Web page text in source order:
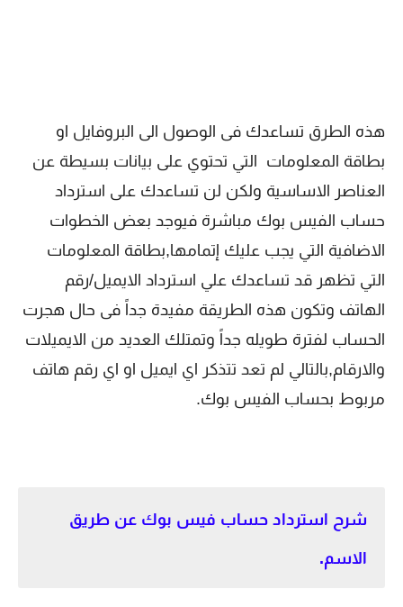
هذه الطرق تساعدك فى الوصول الى البروفايل او
بطاقة المعلومات التي تحتوي على بيانات بسيطة عن
العناصر الاساسية ولكن لن تساعدك على استرداد
حساب الفيس بوك مباشرة فيوجد بعض الخطوات
الاضافية التي يجب عليك إتمامها,بطاقة المعلومات
التي تظهر قد تساعدك علي استرداد الايميل/رقم
الهاتف وتكون هذه الطريقة مفيدة جداً فى حال هجرت
الحساب لفترة طويله جداً وتمتلك العديد من الايميلات
والارقام,بالتالي لم تعد تتذكر اي ايميل او اي رقم هاتف
مربوط بحساب الفيس بوك.
شرح استرداد حساب فيس بوك عن طريق
الاسم.